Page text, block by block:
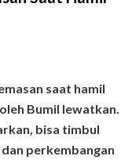
saat hamil
Bumil lewatkan.
bisa timbul
perkembangan